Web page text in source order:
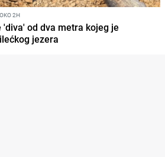
2H
od dva metra kojeg je
jezera